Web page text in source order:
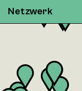
Netzwerk